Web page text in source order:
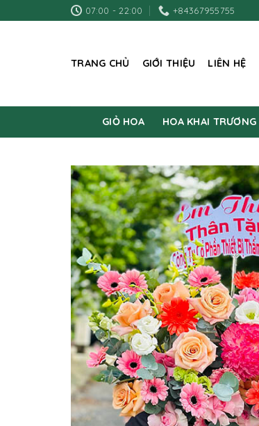
to
07:00 - 22:00 +84367955755
TRANG CHỦ GIỚI THIỆU LIÊN HỆ
GIỎ HOA HOA KHAI TRƯƠNG